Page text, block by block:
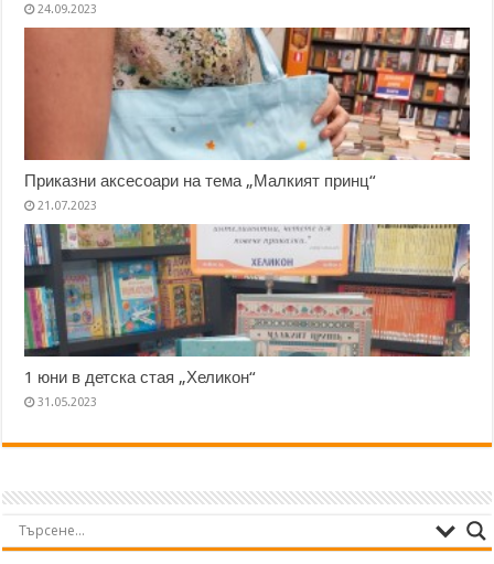
24.09.2023
Приказни аксесоари на тема „Малкият принц“
21.07.2023
1 юни в детска стая „Хеликон“
31.05.2023